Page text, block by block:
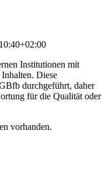
Institutionen mit
Diese
durchgeführt, daher
für die Qualität oder
vorhanden.